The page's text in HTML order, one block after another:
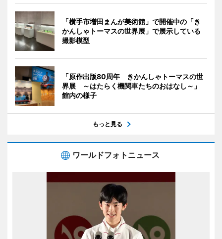
「横手市増田まんが美術館」で開催中の「き
かんしゃトーマスの世界展」で展示している
撮影模型
「原作出版80周年 きかんしゃトーマスの世
界展 ～はたらく機関車たちのおはなし～」
館内の様子
もっと見る
ワールドフォトニュース